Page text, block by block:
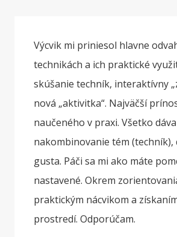
Výcvik mi priniesol hlavne
technikách a ich praktické
skúšanie techník, interaktívny
nová „aktivitka“. Najväčší
naučeného v praxi. Všetko
nakombinovanie tém
gusta. Páči sa mi ako máte
nastavené. Okrem
praktickým nácvikom a
prostredí. Odporúčam.